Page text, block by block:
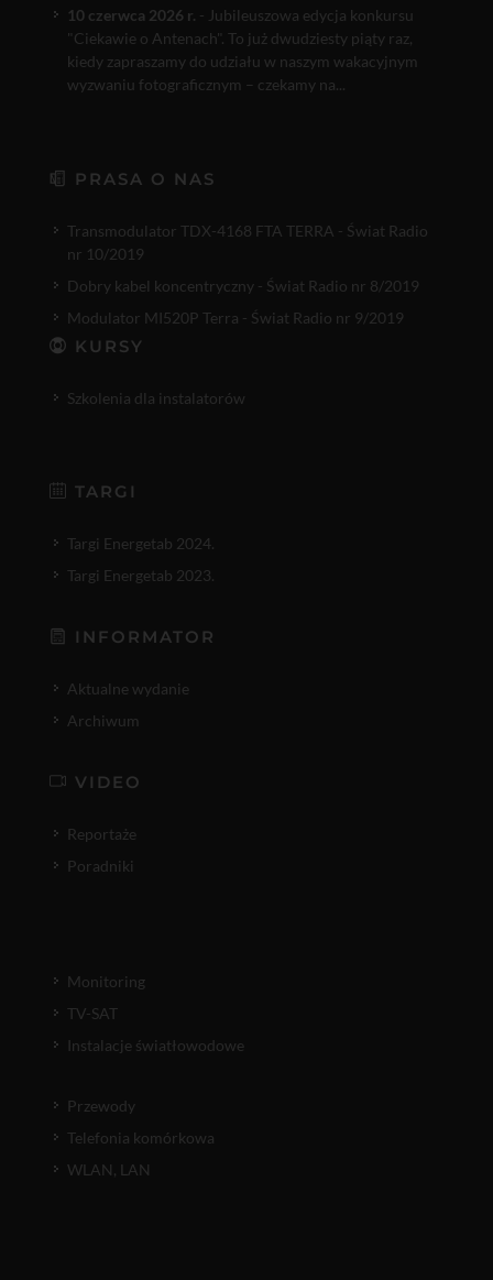
10 czerwca 2026 r. - Jubileuszowa edycja konkursu
"Ciekawie o Antenach". To już dwudziesty piąty raz,
kiedy zapraszamy do udziału w naszym wakacyjnym
wyzwaniu fotograficznym – czekamy na...
PRASA O NAS
Transmodulator TDX-4168 FTA TERRA - Świat Radio
nr 10/2019
Dobry kabel koncentryczny - Świat Radio nr 8/2019
Modulator MI520P Terra - Świat Radio nr 9/2019
KURSY
Szkolenia dla instalatorów
TARGI
Targi Energetab 2024.
Targi Energetab 2023.
INFORMATOR
Aktualne wydanie
Archiwum
VIDEO
Reportaże
Poradniki
Monitoring
TV-SAT
Instalacje światłowodowe
Przewody
Telefonia komórkowa
WLAN, LAN